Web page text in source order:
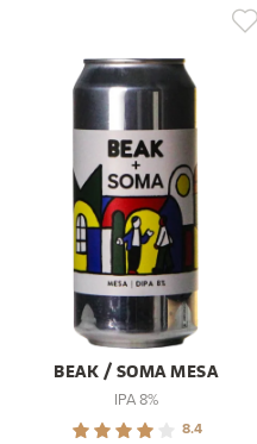
BEAK / SOMA MESA
IPA 8%
8.4